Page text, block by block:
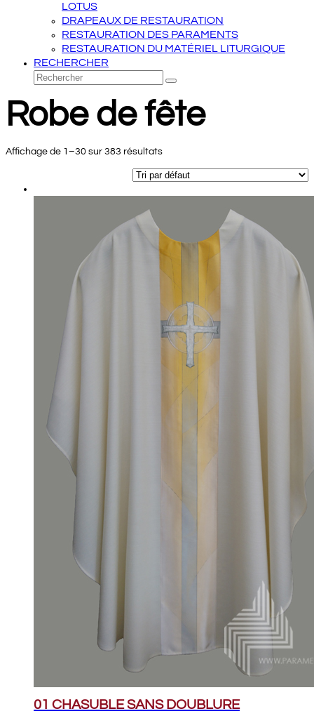
LOTUS
DRAPEAUX DE RESTAURATION
RESTAURATION DES PARAMENTS
RESTAURATION DU MATÉRIEL LITURGIQUE
RECHERCHER
Rechercher
Envoyer
Robe de fête
Affichage de 1–30 sur 383 résultats
01 CHASUBLE SANS DOUBLURE